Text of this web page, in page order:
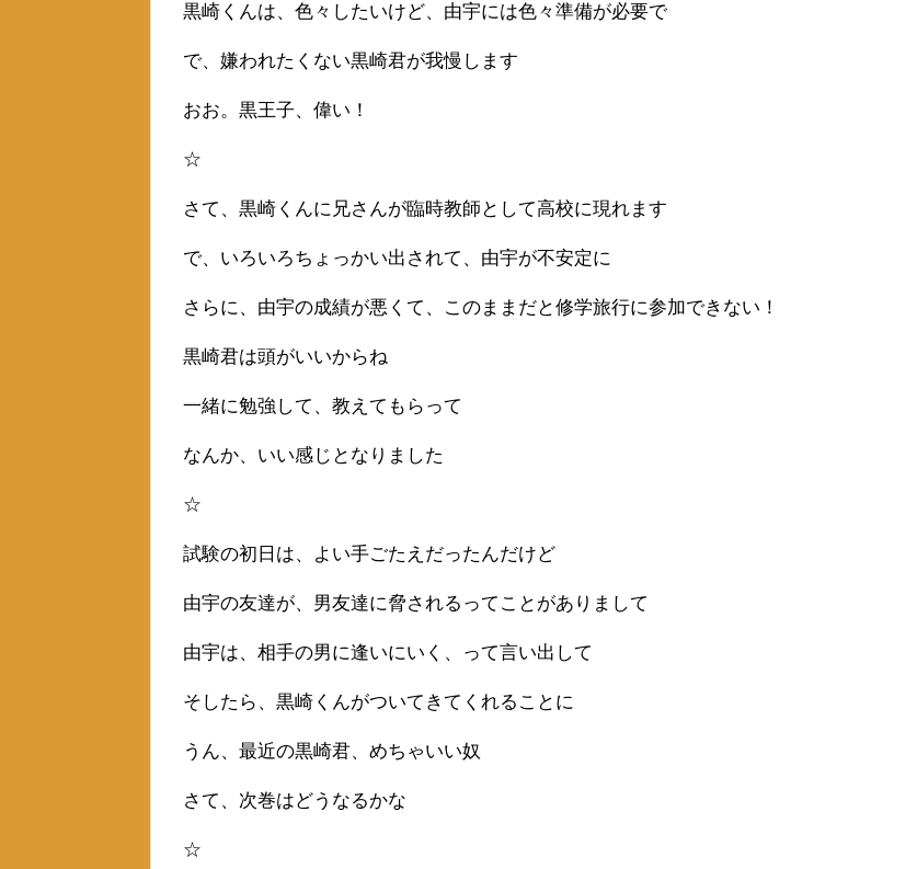
黒崎くんは、色々したいけど、由宇には色々準備が必要で
で、嫌われたくない黒崎君が我慢します
おお。黒王子、偉い！
☆
さて、黒崎くんに兄さんが臨時教師として高校に現れます
で、いろいろちょっかい出されて、由宇が不安定に
さらに、由宇の成績が悪くて、このままだと修学旅行に参加できない！
黒崎君は頭がいいからね
一緒に勉強して、教えてもらって
なんか、いい感じとなりました
☆
試験の初日は、よい手ごたえだったんだけど
由宇の友達が、男友達に脅されるってことがありまして
由宇は、相手の男に逢いにいく、って言い出して
そしたら、黒崎くんがついてきてくれることに
うん、最近の黒崎君、めちゃいい奴
さて、次巻はどうなるかな
☆